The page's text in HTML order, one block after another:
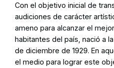
Con el objetivo inicial de
audiciones de carácter
ameno para alcanzar el
habitantes del país, nació a
de diciembre de 1929. En
el medio para lograr este